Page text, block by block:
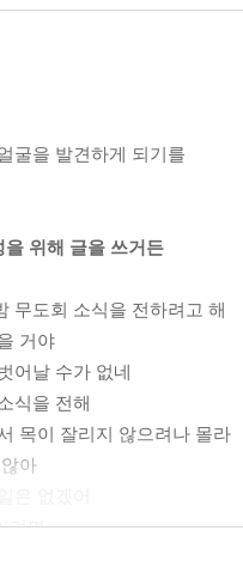
굴을 발견하게 되기를
위해 글을 쓰거든
무도회 소식을 전하려고 해
거야
어날 수가 없네
식을 전해
목이 잘리지 않으려나 몰라
아
려면